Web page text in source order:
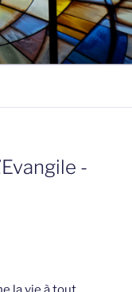
-